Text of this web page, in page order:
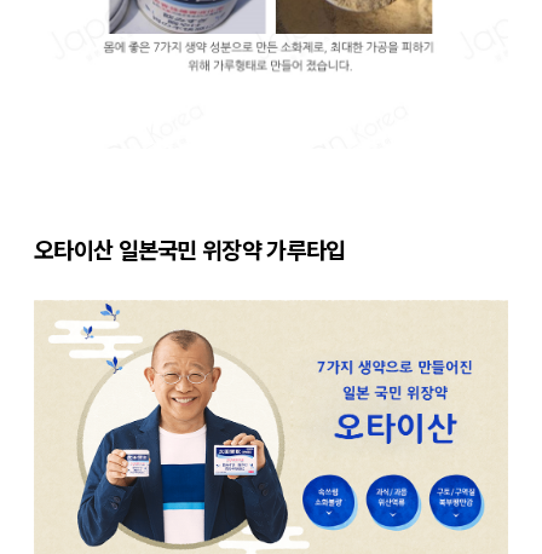
​오타이산 일본국민 위장약 가루타입